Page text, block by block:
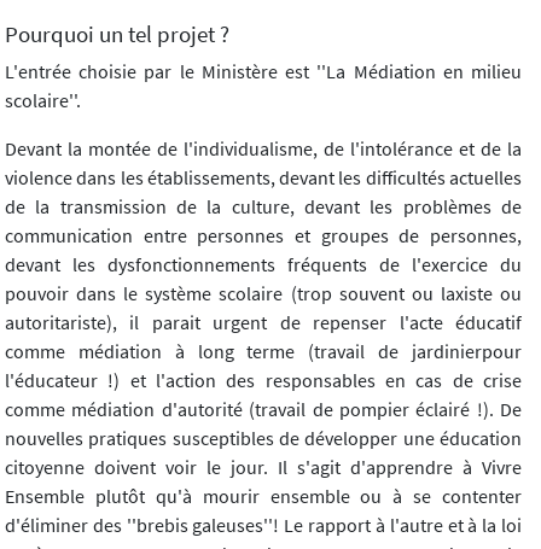
Pourquoi un tel projet ?
L'entrée choisie par le Ministère est ''La Médiation en milieu
scolaire''.
Devant la montée de l'individualisme, de l'intolérance et de la
violence dans les établissements, devant les difficultés actuelles
de la transmission de la culture, devant les problèmes de
communication entre personnes et groupes de personnes,
devant les dysfonctionnements fréquents de l'exercice du
pouvoir dans le système scolaire (trop souvent ou laxiste ou
autoritariste), il parait urgent de repenser l'acte éducatif
comme médiation à long terme (travail de jardinierpour
l'éducateur !) et l'action des responsables en cas de crise
comme médiation d'autorité (travail de pompier éclairé !). De
nouvelles pratiques susceptibles de développer une éducation
citoyenne doivent voir le jour. Il s'agit d'apprendre à Vivre
Ensemble plutôt qu'à mourir ensemble ou à se contenter
d'éliminer des ''brebis galeuses''! Le rapport à l'autre et à la loi